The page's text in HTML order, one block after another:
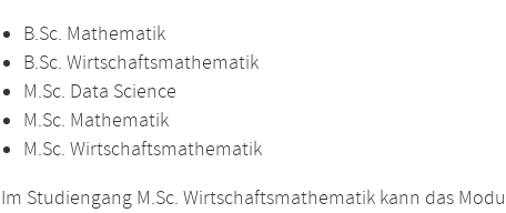
B.Sc. Mathematik
B.Sc. Wirtschaftsmathematik
M.Sc. Data Science
M.Sc. Mathematik
M.Sc. Wirtschaftsmathematik
Im Studiengang M.Sc. Wirtschaftsmathematik kann das